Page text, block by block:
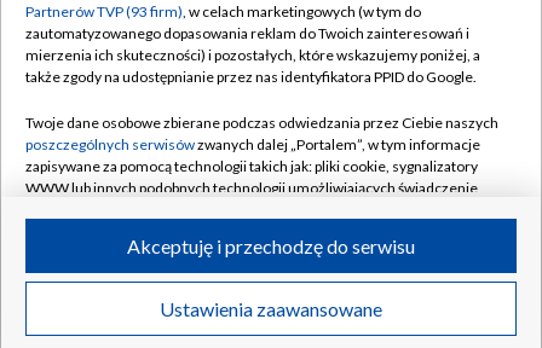
Transmisje Wideo
Telegazeta ogłoszenia
Emisja w TVP
Ogłoszenia przetargowe
Akademia Telewizyjna
Centrum informacji TVP
System NOS
Kontakt
©2026 Telewizja Polska Spółka Akcyjna w likwidacji
Partnerów TVP (93 firm), w celach marketingowych (w tym do
zautomatyzowanego dopasowania reklam do Twoich zainteresowań i
mierzenia ich skuteczności) i pozostałych, które wskazujemy poniżej, a
także zgody na udostępnianie przez nas identyfikatora PPID do Google.
Twoje dane osobowe zbierane podczas odwiedzania przez Ciebie naszych
poszczególnych serwisówzwanych dalej „Portalem”, w tym informacje
zapisywane za pomocą technologii takich jak: pliki cookie, sygnalizatory
WWW lub innych podobnych technologii umożliwiających świadczenie
ruchu w Internecie.
Twoje dane osobowe zbierane podczas odwiedzania przez Ciebie
poszczególnych serwisówna Portalu, takie jak adresy IP, identyfikatory
Ustawienia zaawansowane
Akceptuję i przechodzę do serwisu